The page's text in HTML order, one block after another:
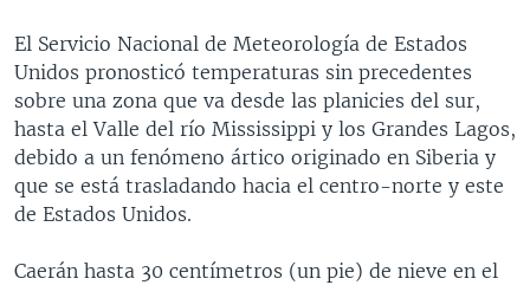
DEPORTIVO INTERNACIONAL
NOTA ECONÓMICA
ENTRETENIMIENTO
Idiomas
El Servicio Nacional de Meteorología de Estados
Unidos pronosticó temperaturas sin precedentes
sobre una zona que va desde las planicies del sur,
hasta el Valle del río Mississippi y los Grandes Lagos,
debido a un fenómeno ártico originado en Siberia y
que se está trasladando hacia el centro-norte y este
de Estados Unidos.
Caerán hasta 30 centímetros (un pie) de nieve en el